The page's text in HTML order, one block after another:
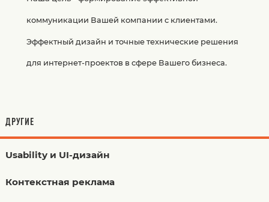
коммуникации Вашей компании с клиентами.
Эффектный дизайн и точные технические решения
для интернет-проектов в сфере Вашего бизнеса.
ДРУГИЕ
Usability и UI-дизайн
Контекстная реклама